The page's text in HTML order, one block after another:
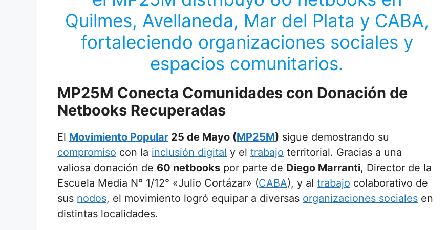
Quilmes, Avellaneda, Mar del Plata y CABA,
fortaleciendo organizaciones sociales y
espacios comunitarios.
MP25M Conecta Comunidades con Donación de
Netbooks Recuperadas
El Movimiento Popular 25 de Mayo (MP25M) sigue demostrando su
compromiso con la inclusión digital y el trabajo territorial. Gracias a una
valiosa donación de 60 netbooks por parte de Diego Marranti, Director de la
Escuela Media N° 1/12° «Julio Cortázar» (CABA), y al trabajo colaborativo de
sus nodos, el movimiento logró equipar a diversas organizaciones sociales en
distintas localidades.